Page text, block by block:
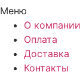
Меню
О компании
Оплата
Доставка
Контакты